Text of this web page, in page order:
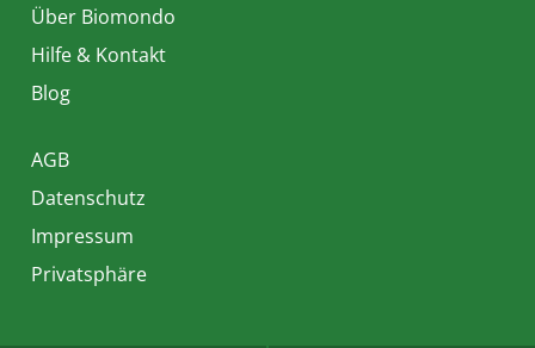
Über Biomondo
Hilfe & Kontakt
Blog
AGB
Datenschutz
Impressum
Privatsphäre